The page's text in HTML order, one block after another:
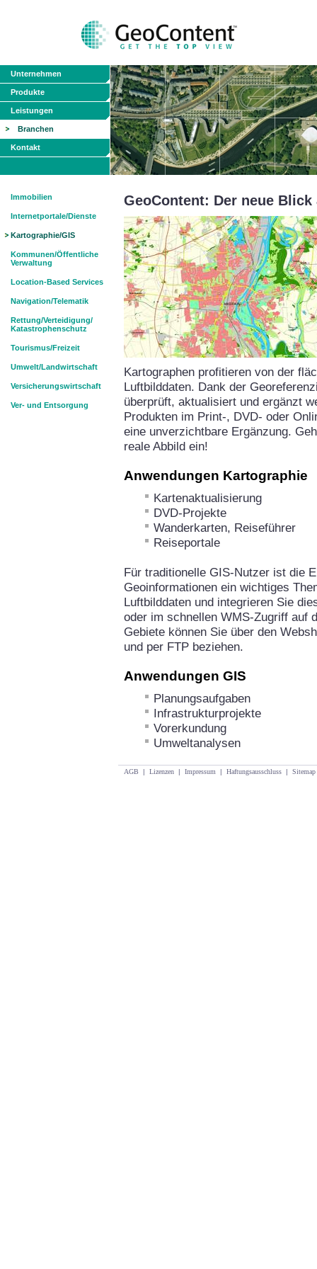
Unternehmen
Produkte
Leistungen
Branchen
Kontakt
Immobilien
Internetportale/Dienste
Kartographie/GIS
Kommunen/Öffentliche
Verwaltung
Location-Based Services
Navigation/Telematik
Rettung/Verteidigung/
Katastrophenschutz
Tourismus/Freizeit
Umwelt/Landwirtschaft
Versicherungswirtschaft
Ver- und Entsorgung
GeoContent: Der neue
Kartographen profitieren von der
Luftbilddaten. Dank der
überprüft, aktualisiert und ergänzt
Produkten im Print-, DVD- oder
eine unverzichtbare Ergänzung.
reale Abbild ein!
Anwendungen Kartographie
Kartenaktualisierung
DVD-Projekte
Wanderkarten, Reiseführer
Reiseportale
Für traditionelle GIS-Nutzer ist die
Geoinformationen ein wichtiges
Luftbilddaten und integrieren Sie
oder im schnellen WMS-Zugriff auf
Gebiete können Sie über den
und per FTP beziehen.
Anwendungen GIS
Planungsaufgaben
Infrastrukturprojekte
Vorerkundung
Umweltanalysen
AGB | Lizenzen | Impressum | Haftungsausschluss | Sitemap